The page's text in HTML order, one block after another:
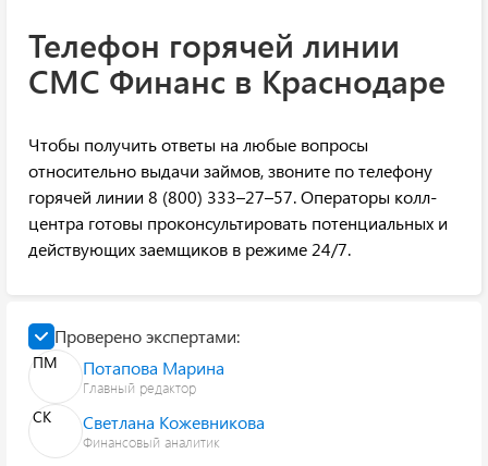
Телефон горячей линии
СМС Финанс в Краснодаре
Чтобы получить ответы на любые вопросы
относительно выдачи займов, звоните по телефону
горячей линии 8 (800) 333–27–57. Операторы колл-
центра готовы проконсультировать потенциальных и
действующих заемщиков в режиме 24/7.
Проверено экспертами:
ПМ Потапова Марина
Главный редактор
СК Светлана Кожевникова
Финансовый аналитик